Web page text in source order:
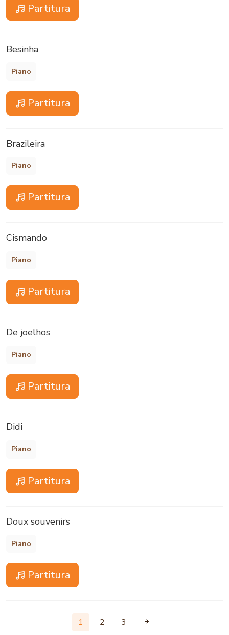
Partitura
Besinha
Piano
Partitura
Brazileira
Piano
Partitura
Cismando
Piano
Partitura
De joelhos
Piano
Partitura
Didi
Piano
Partitura
Doux souvenirs
Piano
Partitura
1 2 3